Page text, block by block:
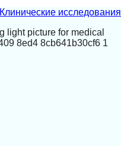
Клинические исследования